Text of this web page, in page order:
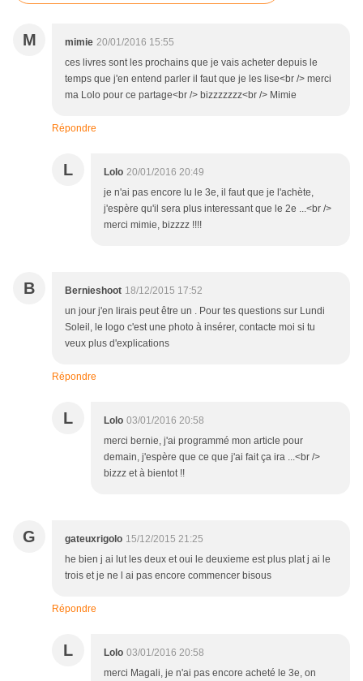
M mimie 20/01/2016 15:55
ces livres sont les prochains que je vais acheter depuis le
temps que j'en entend parler il faut que je les lise<br /> merci
ma Lolo pour ce partage<br /> bizzzzzzz<br /> Mimie
Répondre
L Lolo 20/01/2016 20:49
je n'ai pas encore lu le 3e, il faut que je l'achète,
j'espère qu'il sera plus interessant que le 2e ...<br />
merci mimie, bizzzz !!!!
B Bernieshoot 18/12/2015 17:52
un jour j'en lirais peut être un . Pour tes questions sur Lundi
Soleil, le logo c'est une photo à insérer, contacte moi si tu
veux plus d'explications
Répondre
L Lolo 03/01/2016 20:58
merci bernie, j'ai programmé mon article pour
demain, j'espère que ce que j'ai fait ça ira ...<br />
bizzz et à bientot !!
G gateuxrigolo 15/12/2015 21:25
he bien j ai lut les deux et oui le deuxieme est plus plat j ai le
trois et je ne l ai pas encore commencer bisous
Répondre
L Lolo 03/01/2016 20:58
merci Magali, je n'ai pas encore acheté le 3e, on